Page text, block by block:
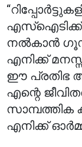
എസ്‌ഐടിക്ക്
നൽകാൻ
എനിക്ക്
ഈ പ്രതിഭ
എന്റെ
സാമ്പത്തിക
എനിക്ക്